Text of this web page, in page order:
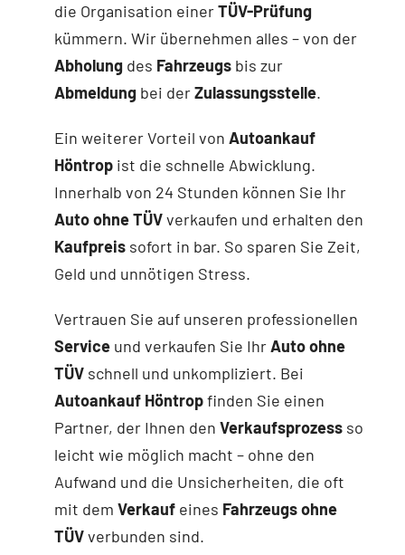
die Organisation einerTÜV-Prüfung
kümmern. Wir übernehmen alles – von der
Abholungdes Fahrzeugsbis zur
Abmeldungbei derZulassungsstelle.
Ein weiterer Vorteil von Autoankauf
Höntrop ist die schnelle Abwicklung.
Innerhalb von 24 Stunden können Sie Ihr
Auto ohne TÜVverkaufen und erhalten den
Kaufpreissofort in bar. So sparen Sie Zeit,
Geld und unnötigen Stress.
Vertrauen Sie auf unseren professionellen
Serviceund verkaufen Sie IhrAuto ohne
TÜVschnell und unkompliziert. Bei
Autoankauf Höntropfinden Sie einen
Partner, der Ihnen den Verkaufsprozessso
leicht wie möglich macht – ohne den
Aufwand und die Unsicherheiten, die oft
mit dem Verkaufeines Fahrzeugs ohne
TÜVverbunden sind.